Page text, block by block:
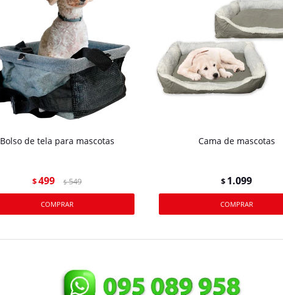
Bolso de tela para mascotas
$499 $ 549
Cama de mascotas
$ 1.099